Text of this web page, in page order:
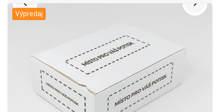
Výpredaj